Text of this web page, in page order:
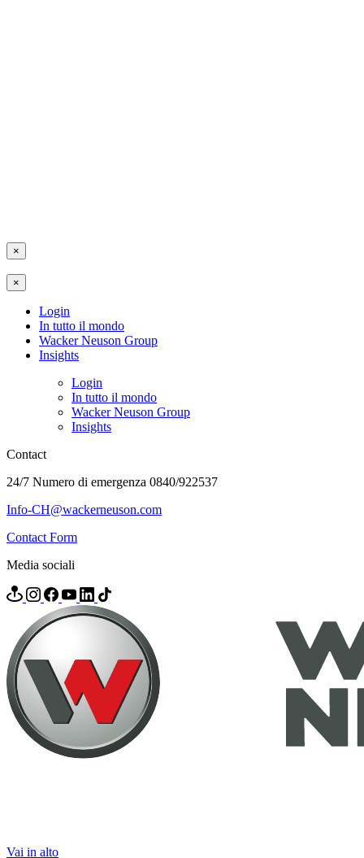
×
×
Login
In tutto il mondo
Wacker Neuson Group
Insights
Login
In tutto il mondo
Wacker Neuson Group
Insights
Contact
24/7 Numero di emergenza 0840/922537
Info-CH@wackerneuson.com
Contact Form
Media sociali
Vai in alto